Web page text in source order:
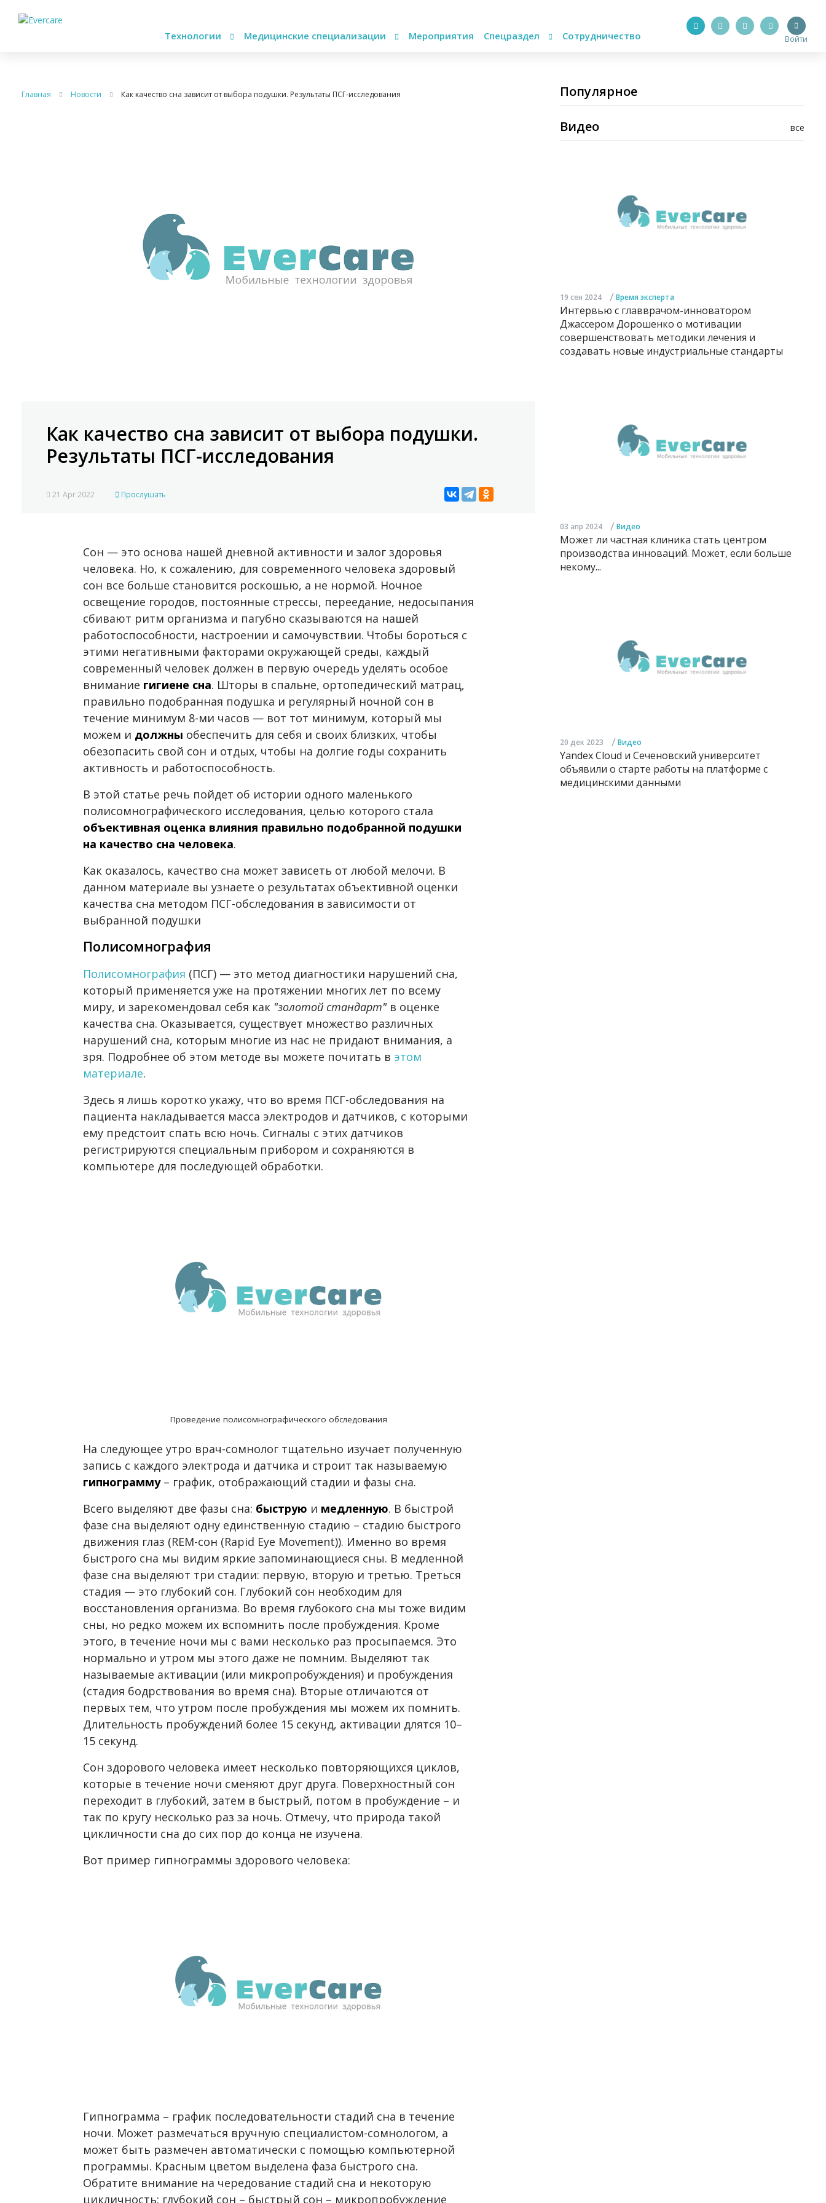
Технологии Медицинские специализации Мероприятия Спецраздел Сотрудничество Войти
Главная Новости Как качество сна зависит от выбора подушки. Результаты ПСГ-исследования
Как качество сна зависит от выбора подушки.
Результаты ПСГ-исследования
21 Apr 2022 Прослушать
Сон — это основа нашей дневной активности и залог здоровья
человека. Но, к сожалению, для современного человека здоровый
сон все больше становится роскошью, а не нормой. Ночное
освещение городов, постоянные стрессы, переедание, недосыпания
сбивают ритм организма и пагубно сказываются на нашей
работоспособности, настроении и самочувствии. Чтобы бороться с
этими негативными факторами окружающей среды, каждый
современный человек должен в первую очередь уделять особое
внимание гигиене сна. Шторы в спальне, ортопедический матрац,
правильно подобранная подушка и регулярный ночной сон в
течение минимум 8-ми часов — вот тот минимум, который мы
можем и должны обеспечить для себя и своих близких, чтобы
обезопасить свой сон и отдых, чтобы на долгие годы сохранить
активность и работоспособность.
В этой статье речь пойдет об истории одного маленького
полисомнографического исследования, целью которого стала
объективная оценка влияния правильно подобранной подушки
на качество сна человека.
Как оказалось, качество сна может зависеть от любой мелочи. В
данном материале вы узнаете о результатах объективной оценки
качества сна методом ПСГ-обследования в зависимости от
выбранной подушки
Полисомнография
Полисомнография (ПСГ) — это метод диагностики нарушений сна,
который применяется уже на протяжении многих лет по всему
миру, и зарекомендовал себя как "золотой стандарт"в оценке
качества сна. Оказывается, существует множество различных
нарушений сна, которым многие из нас не придают внимания, а
зря. Подробнее об этом методе вы можете почитать в этом
материале.
Здесь я лишь коротко укажу, что во время ПСГ-обследования на
пациента накладывается масса электродов и датчиков, с которыми
ему предстоит спать всю ночь. Сигналы с этих датчиков
регистрируются специальным прибором и сохраняются в
компьютере для последующей обработки.
Проведение полисомнографического обследования
На следующее утро врач-сомнолог тщательно изучает полученную
запись с каждого электрода и датчика и строит так называемую
гипнограмму– график, отображающий стадии и фазы сна.
Всего выделяют две фазы сна: быструю и медленную. В быстрой
фазе сна выделяют одну единственную стадию – стадию быстрого
движения глаз (REM-сон (Rapid Eye Movement)). Именно во время
быстрого сна мы видим яркие запоминающиеся сны. В медленной
фазе сна выделяют три стадии: первую, вторую и третью. Треться
стадия — это глубокий сон. Глубокий сон необходим для
восстановления организма. Во время глубокого сна мы тоже видим
сны, но редко можем их вспомнить после пробуждения. Кроме
этого, в течение ночи мы с вами несколько раз просыпаемся. Это
нормально и утром мы этого даже не помним. Выделяют так
называемые активации (или микропробуждения) и пробуждения
(стадия бодрствования во время сна). Вторые отличаются от
первых тем, что утром после пробуждения мы можем их помнить.
Длительность пробуждений более 15 секунд, активации длятся 10–
15 секунд.
Сон здорового человека имеет несколько повторяющихся циклов,
которые в течение ночи сменяют друг друга. Поверхностный сон
переходит в глубокий, затем в быстрый, потом в пробуждение – и
так по кругу несколько раз за ночь. Отмечу, что природа такой
цикличности сна до сих пор до конца не изучена.
Вот пример гипнограммы здорового человека:
Гипнограмма – график последовательности стадий сна в течение
ночи. Может размечаться вручную специалистом-сомнологом, а
может быть размечен автоматически с помощью компьютерной
программы. Красным цветом выделена фаза быстрого сна.
Обратите внимание на чередование стадий сна и некоторую
цикличность: глубокий сон – быстрый сон – микропробуждение
Популярное
все
Видео
19 сен 2024 / Время эксперта
Интервью с главврачом-инноватором
Джассером Дорошенко о мотивации
совершенствовать методики лечения и
создавать новые индустриальные стандарты
03 апр 2024 / Видео
Может ли частная клиника стать центром
производства инноваций. Может, если больше
некому...
20 дек 2023 / Видео
Yandex Cloud и Сеченовский университет
объявили о старте работы на платформе с
медицинскими данными